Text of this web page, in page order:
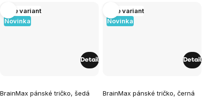
Novinka
Více variant
BrainMax pánské tričko, šedá
Detail
Novinka
Více variant
BrainMax pánské tričko, černá
Detail